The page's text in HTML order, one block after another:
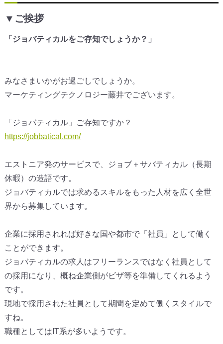
▼ご挨拶
「ジョバティカルをご存知でしょうか？」
みなさまいかがお過ごしでしょうか。
マーケティングテクノロジー藤井でございます。
「ジョバティカル」ご存知ですか？
https://jobbatical.com/
エストニア発のサービスで、ジョブ＋サバティカル（長期
休暇）の造語です。
ジョバティカルでは求めるスキルをもった人材を広く全世
界から募集しています。
企業に採用されれば好きな国や都市で「社員」として働く
ことができます。
ジョバティカルの求人はフリーランスではなく社員として
の採用になり、概ね企業側がビザ等を準備してくれるよう
です。
現地で採用された社員として期間を定めて働くスタイルで
すね。
職種としてはIT系が多いようです。